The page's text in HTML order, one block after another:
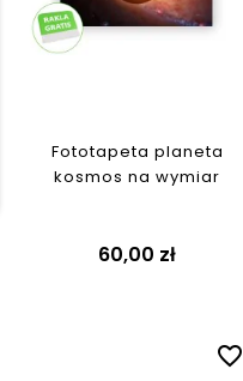
Fototapeta planeta
kosmos na wymiar
60,00 zł
favorite_border